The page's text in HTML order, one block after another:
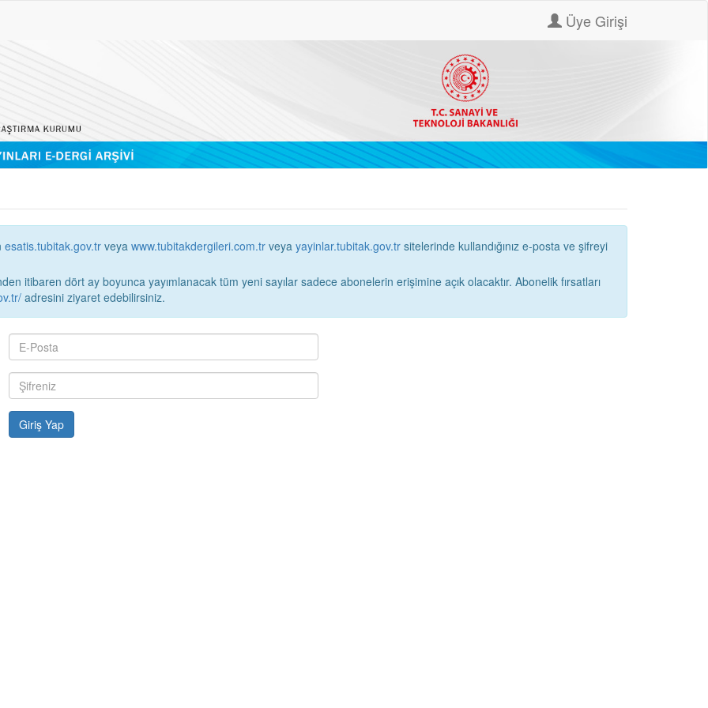
Üye Girişi
esatis.tubitak.gov.tr veya www.tubitakdergileri.com.tr veya yayinlar.tubitak.gov.tr
itibaren dört ay boyunca yayımlanacak tüm yeni sayılar sadece abonelerin erişimine açık olacaktır. Abonelik fırsatları
adresini ziyaret edebilirsiniz.